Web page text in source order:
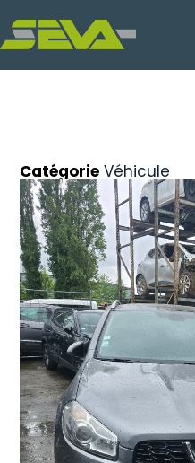
Catégorie Véhicule